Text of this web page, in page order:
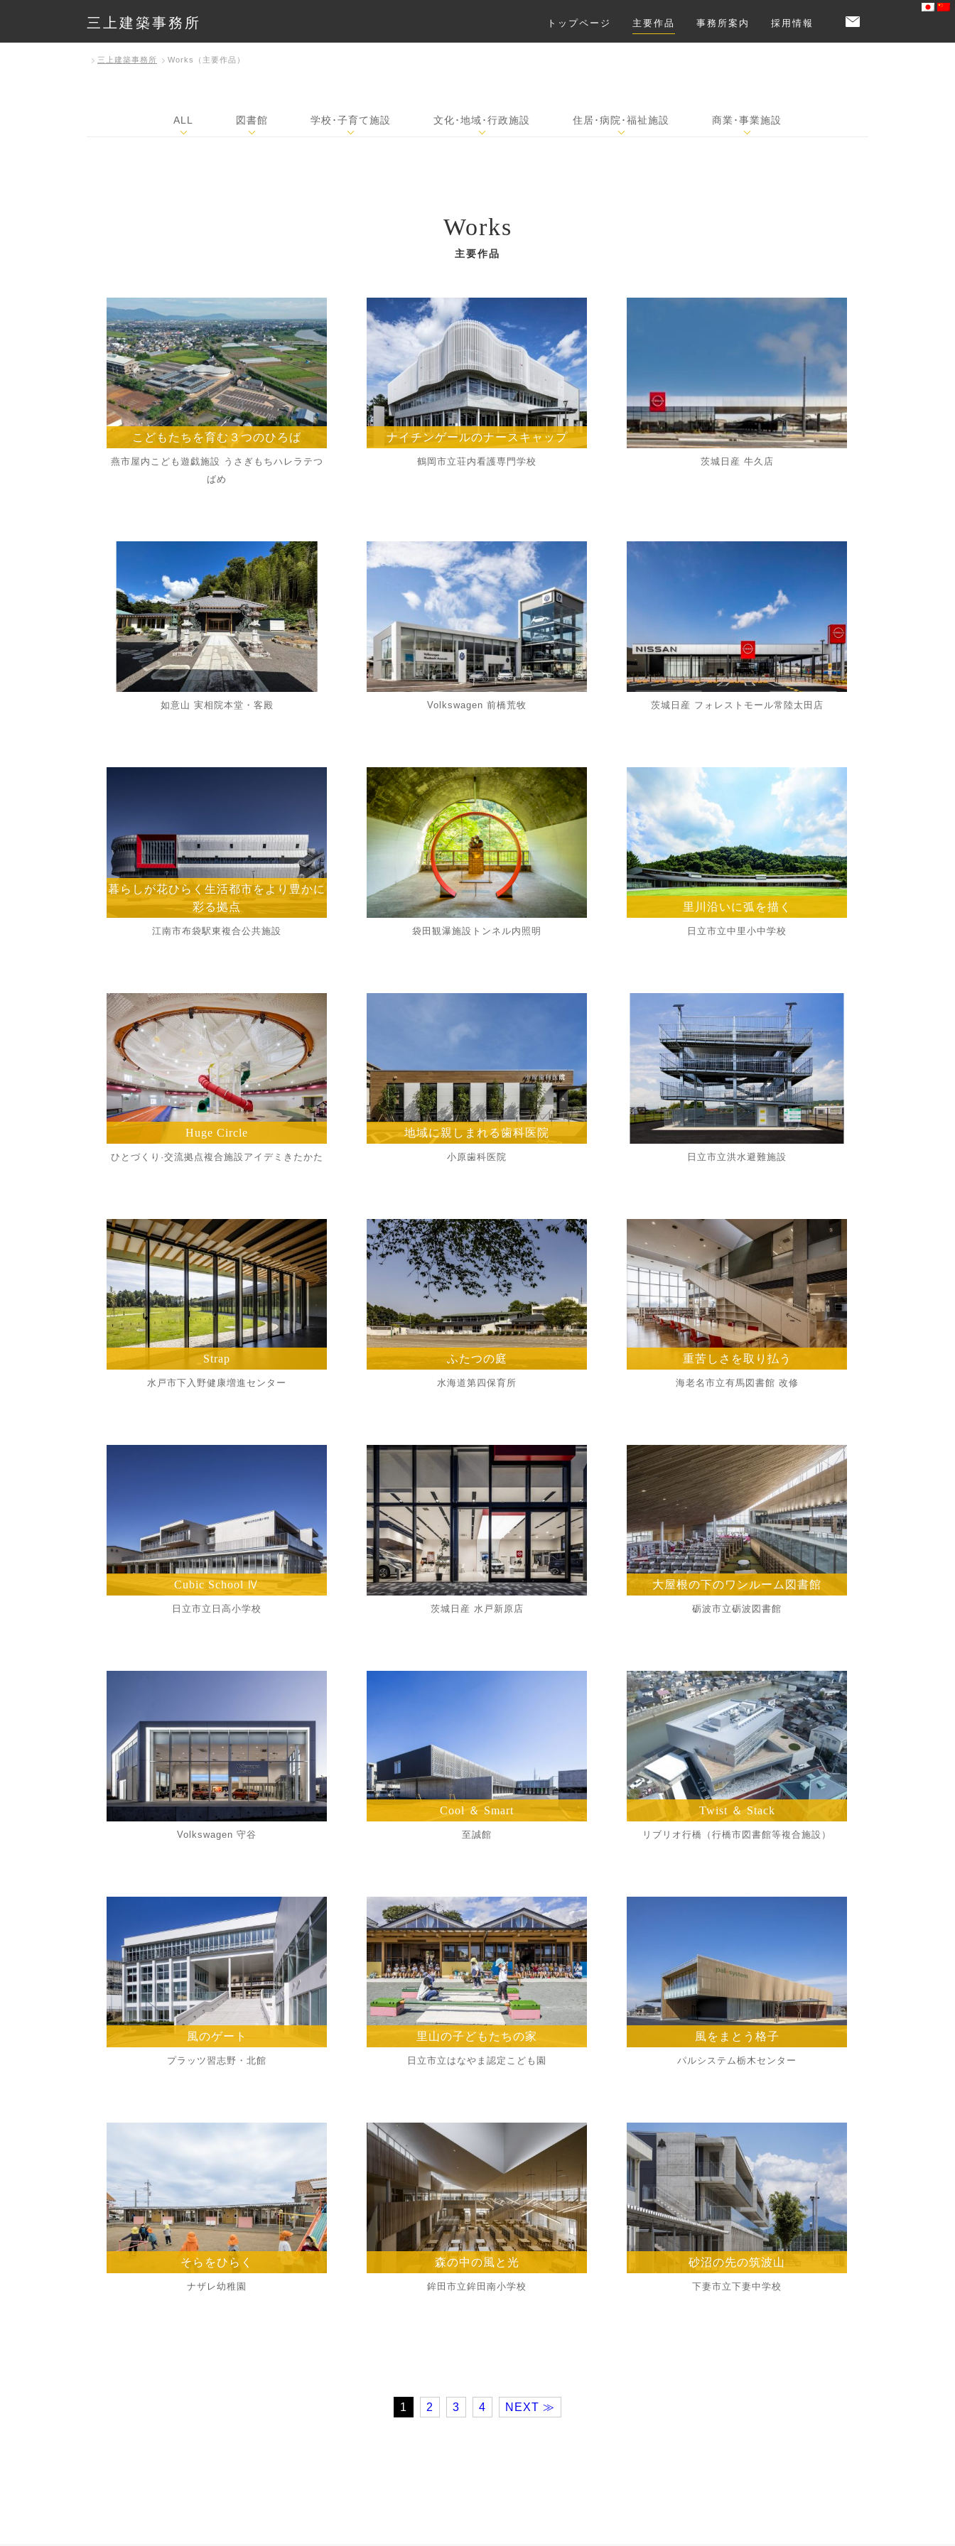
三上建築事務所 トップページ 主要作品 事務所案内 採用情報
三上建築事務所 Works（主要作品）
ALL 図書館 学校･子育て施設 文化･地域･行政施設 住居･病院･福祉施設 商業･事業施設
Works
主要作品
こどもたちを育む３つのひろば
燕市屋内こども遊戯施設 うさぎもちハレラテつ
ばめ
ナイチンゲールのナースキャップ
鶴岡市立荘内看護専門学校 茨城日産 牛久店
如意山 実相院本堂・客殿 Volkswagen 前橋荒牧 茨城日産 フォレストモール常陸太田店
暮らしが花ひらく生活都市をより豊かに
彩る拠点
江南市布袋駅東複合公共施設 袋田観瀑施設トンネル内照明
里川沿いに弧を描く
日立市立中里小中学校
Huge Circle
ひとづくり·交流拠点複合施設アイデミきたかた
地域に親しまれる歯科医院
小原歯科医院 日立市立洪水避難施設
Strap
水戸市下入野健康増進センター
ふたつの庭
水海道第四保育所
重苦しさを取り払う
海老名市立有馬図書館 改修
Cubic School Ⅳ
日立市立日高小学校 茨城日産 水戸新原店
大屋根の下のワンルーム図書館
砺波市立砺波図書館
Volkswagen 守谷
Cool ＆ Smart
至誠館
Twist ＆ Stack
リブリオ行橋（行橋市図書館等複合施設）
風のゲート
プラッツ習志野・北館
里山の子どもたちの家
日立市立はなやま認定こども園
風をまとう格子
パルシステム栃木センター
そらをひらく
ナザレ幼稚園
森の中の風と光
鉾田市立鉾田南小学校
砂沼の先の筑波山
下妻市立下妻中学校
1 2 3 4 NEXT ≫